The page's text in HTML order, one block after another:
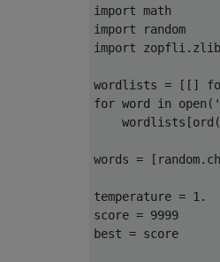
import
import
import zopfli . zlib
wordlists = [[]
for word in open (
    wordlists
[ord (
words = [ random.
temperature = 1.
score = 9999
best = score